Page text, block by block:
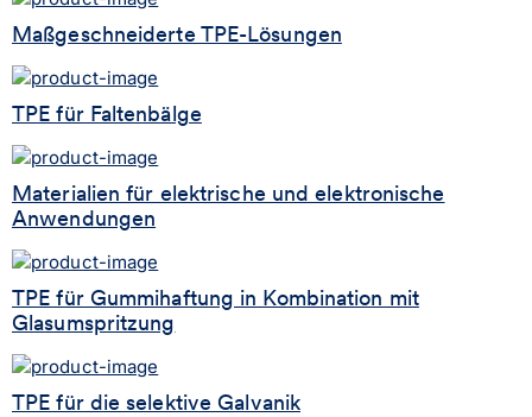
Maßgeschneiderte TPE-Lösungen
TPE für Faltenbälge
Materialien für elektrische und elektronische
Anwendungen
TPE für Gummihaftung in Kombination mit
Glasumspritzung
TPE für die selektive Galvanik